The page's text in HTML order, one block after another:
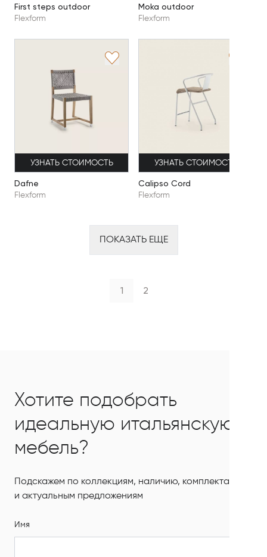
First steps outdoor
Flexform
Moka outdoor
Flexform
УЗНАТЬ СТОИМОСТЬ
Dafne
Flexform
УЗНАТЬ СТОИМОСТЬ
Calipso Cord
Flexform
ПОКАЗАТЬ ЕЩЕ
1 2
Хотите подобрать
идеальную итальянскую
мебель?
Подскажем по коллекциям, наличию, комплектации
и актуальным предложениям
Имя